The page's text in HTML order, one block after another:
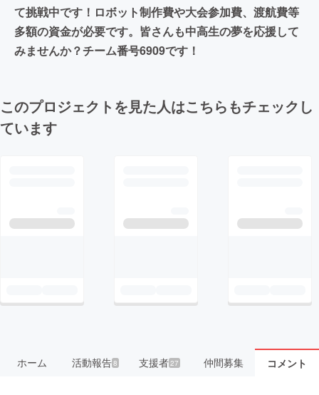
て挑戦中です！ロボット制作費や大会参加費、渡航費等
多額の資金が必要です。皆さんも中高生の夢を応援して
みませんか？チーム番号6909です！
このプロジェクトを見た人はこちらもチェックし
ています
ホーム 活動報告8 支援者 27 仲間募集 コメント